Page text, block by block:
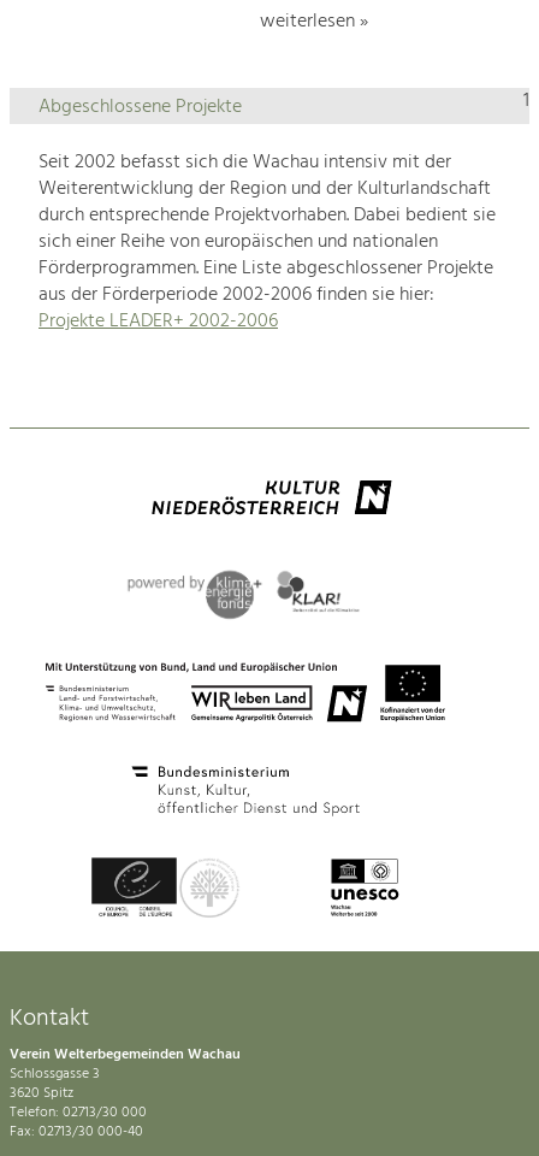
weiterlesen »
1
Abgeschlossene Projekte
Seit 2002 befasst sich die Wachau intensiv mit der
Weiterentwicklung der Region und der Kulturlandschaft
durch entsprechende Projektvorhaben. Dabei bedient sie
sich einer Reihe von europäischen und nationalen
Förderprogrammen. Eine Liste abgeschlossener Projekte
aus der Förderperiode 2002-2006 finden sie hier:
Projekte LEADER+ 2002-2006
Kontakt
Verein Welterbegemeinden Wachau
Schlossgasse 3
3620 Spitz
Telefon: 02713/30 000
Fax: 02713/30 000-40